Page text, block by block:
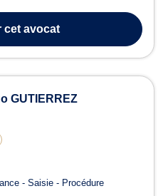
litiges de voisinage, aux baux
cet avocat
GUTIERREZ
- Saisie - Procédure